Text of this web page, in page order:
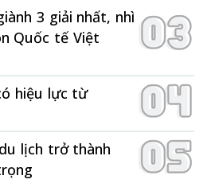
3 giải nhất, nhì
Quốc tế Việt
hiệu lực từ
lịch trở thành